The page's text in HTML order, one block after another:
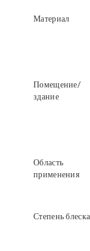
Материал
Помещение/
здание
Область
применения
Степень блеска